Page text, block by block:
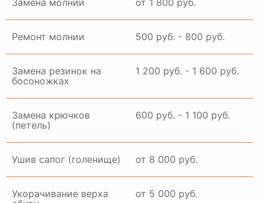
Замена молнии от 1 800 руб.
Ремонт молнии 500 руб. - 800 руб.
Замена резинок на
босоножках
1 200 руб. - 1 600 руб.
Замена крючков
(петель)
600 руб. - 1 100 руб.
Ушив сапог (голенище) от 8 000 руб.
Укорачивание верха
от 5 000 руб.